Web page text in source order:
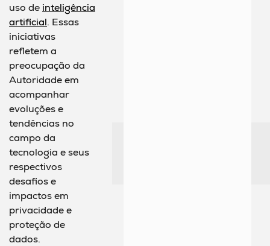
uso de inteligência
artificial. Essas
iniciativas
refletem a
preocupação da
Autoridade em
acompanhar
evoluções e
tendências no
campo da
tecnologia e seus
respectivos
desafios e
impactos em
privacidade e
proteção de
dados.